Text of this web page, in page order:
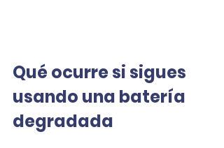
Qué ocurre si sigues
usando una batería
degradada